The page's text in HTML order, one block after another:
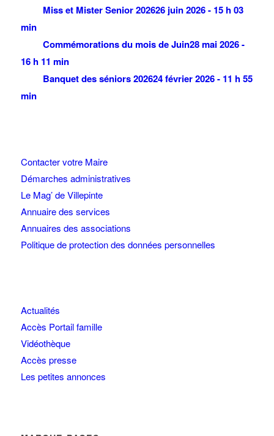
Miss et Mister Senior 202626 juin 2026 - 15 h 03
min
Commémorations du mois de Juin28 mai 2026 -
16 h 11 min
Banquet des séniors 202624 février 2026 - 11 h 55
min
Contacter votre Maire
Démarches administratives
Le Mag’ de Villepinte
Annuaire des services
Annuaires des associations
Politique de protection des données personnelles
Actualités
Accès Portail famille
Vidéothèque
Accès presse
Les petites annonces